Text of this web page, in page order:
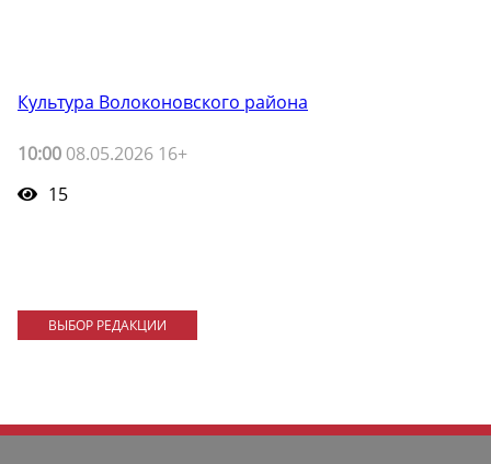
Культура Волоконовского района
10:00 08.05.2026 16+
15
ВЫБОР РЕДАКЦИИ